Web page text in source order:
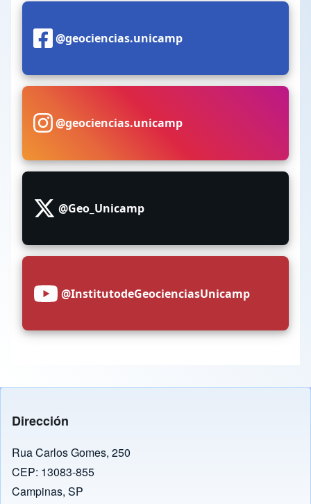
@geociencias.unicamp
@geociencias.unicamp
@Geo_Unicamp
@InstitutodeGeocienciasUnicamp
Dirección
Rua Carlos Gomes, 250
CEP: 13083-855
Campinas, SP